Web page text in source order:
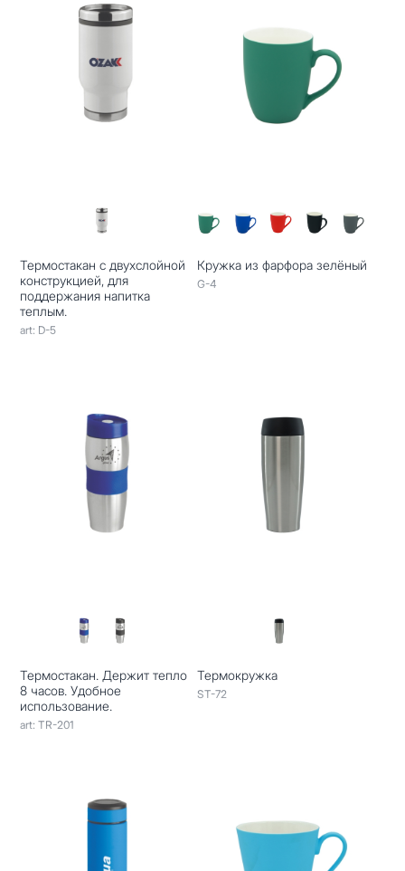
Термостакан с двухслойной
конструкцией, для
поддержания напитка
теплым.
art: D-5
Кружка из фарфора зелёный
G-4
Термостакан. Держит тепло
8 часов. Удобное
использование.
art: TR-201
Термокружка
ST-72